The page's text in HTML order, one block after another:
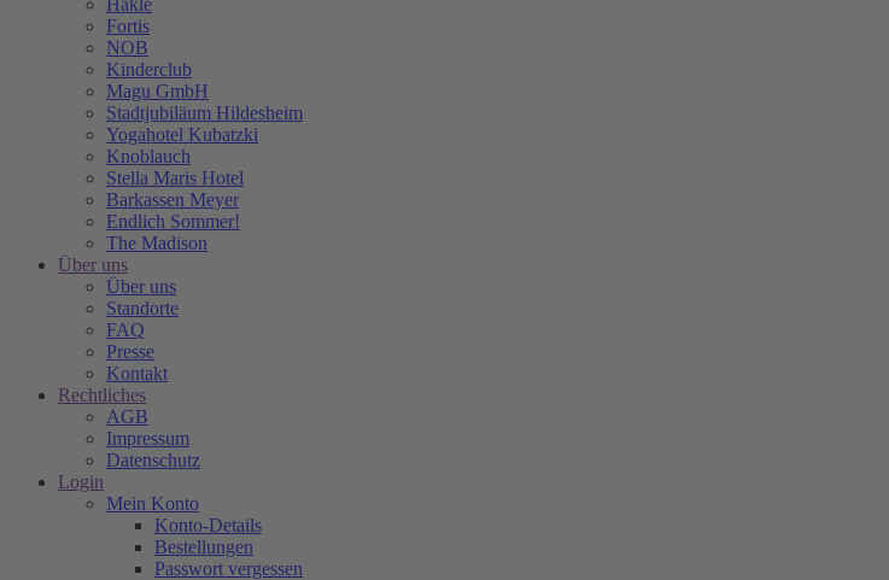
Hakle
Fortis
NOB
Kinderclub
Magu GmbH
Stadtjubiläum Hildesheim
Yogahotel Kubatzki
Knoblauch
Stella Maris Hotel
Barkassen Meyer
Endlich Sommer!
The Madison
Über uns
Über uns
Standorte
FAQ
Presse
Kontakt
Rechtliches
AGB
Impressum
Datenschutz
Login
Mein Konto
Konto-Details
Bestellungen
Passwort vergessen